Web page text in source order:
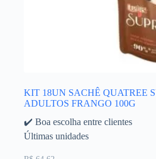
KIT 18UN SACHÊ QUATREE
ADULTOS FRANGO 100G
✔️ Boa escolha entre clientes
Últimas unidades